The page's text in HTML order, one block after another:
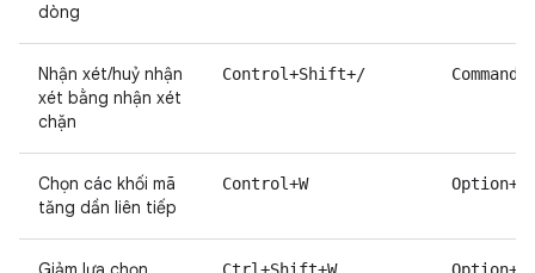
dòng
Nhận xét/huỷ nhận
xét bằng nhận xét
chặn
Control+Shift+/
Chọn các khối mã
tăng dần liên tiếp
Control+W